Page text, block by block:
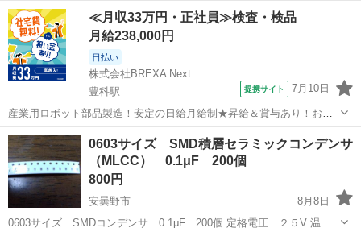
トムシ等ナカします。実際に私もつかってます。ホームセンターです
と1000円超えですが仕入れの関係で50個単位の格安販売になります。
長野 安曇野市 中萱駅 その他 カブトムシ
≪月収33万円・正社員≫検査・検品
月給238,000円
日払い
株式会社BREXA Next
豊科駅
提携サイト 7月10日
産業用ロボット部品製造！安定の日給月給制★昇給＆賞与あり！お友
達やカップルとの応募OK！赴任旅費会社負担★送迎あり◎土日祝休み
×年間休日130日！作業着無償貸与★食堂利用可◎《長野県安曇野市》
人気の工場のお仕事 ◇産業用...
長野 安曇野市 豊科駅
0603サイズ SMD積層セラミックコンデンサ
（MLCC） 0.1μF 200個
800円
安曇野市
8月8日
0603サイズ SMDコンデンサ 0.1μF 200個 定格電圧 ２５V 温度